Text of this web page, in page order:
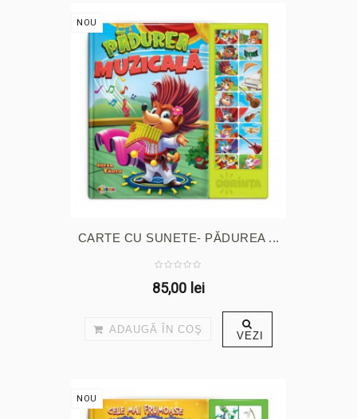
NOU
CARTE CU SUNETE- PĂDUREA ...
85,00 lei
ADAUGĂ ÎN COŞ VEZI
NOU